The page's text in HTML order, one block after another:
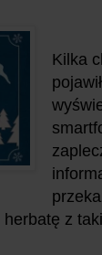
Kilka
z